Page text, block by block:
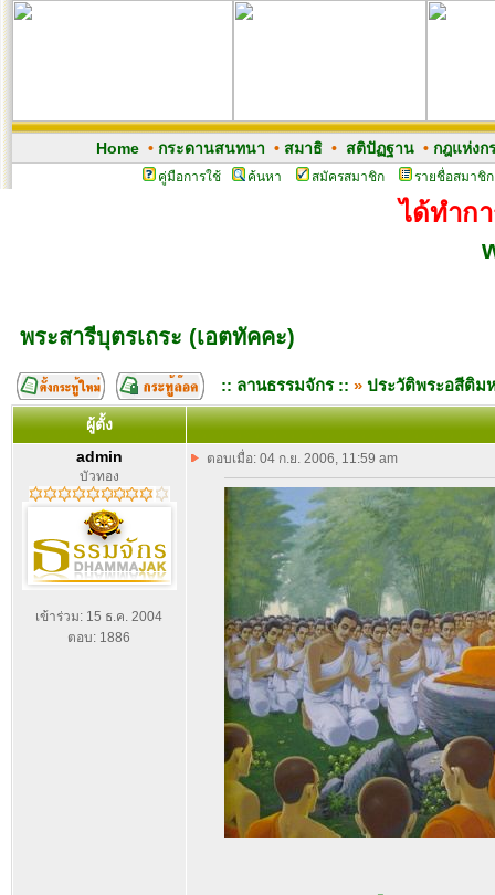
Home •กระดานสนทนา • สมาธิ • สติปัฏฐาน •กฎแห่งก
คู่มือการใช้ ค้นหา สมัครสมาชิก รายชื่อสมาชิก
ได้ทำก
พระสารีบุตรเถระ (เอตทัคคะ)
:: ลานธรรมจักร :: » ประวัติพระอสีติม
ผู้ตั้ง
admin
บัวทอง
เข้าร่วม: 15 ธ.ค. 2004
ตอบ: 1886
ตอบเมื่อ: 04 ก.ย. 2006, 11:59 am